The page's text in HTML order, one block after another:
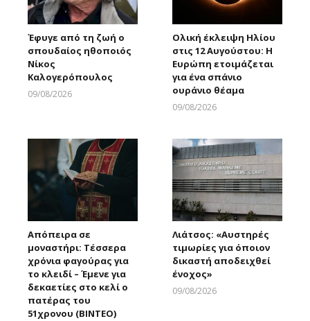
Έφυγε από τη ζωή ο
σπουδαίος ηθοποιός
Νίκος
Καλογερόπουλος
09/08/2026
Ολική έκλειψη Ηλίου
στις 12 Αυγούστου: Η
Ευρώπη ετοιμάζεται
για ένα σπάνιο
ουράνιο θέαμα
09/08/2026
Απόπειρα σε
μοναστήρι: Τέσσερα
χρόνια φαγούρας για
το κλειδί – Έμενε για
δεκαετίες στο κελί ο
πατέρας του
51χρονου (ΒΙΝΤΕΟ)
Λιάτσος: «Αυστηρές
τιμωρίες για όποιον
δικαστή αποδειχθεί
ένοχος»
09/08/2026